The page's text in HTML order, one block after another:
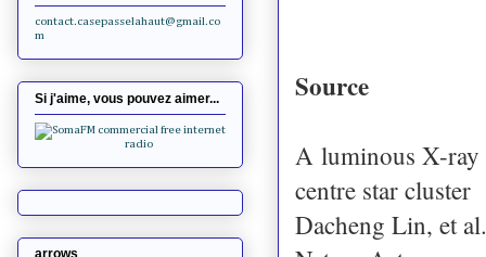
Source
A luminous X-ray
centre star cluster
Dacheng Lin, et al.
contact.casepasselahaut@gmail.co
m
Si j'aime, vous pouvez aimer...
arrows